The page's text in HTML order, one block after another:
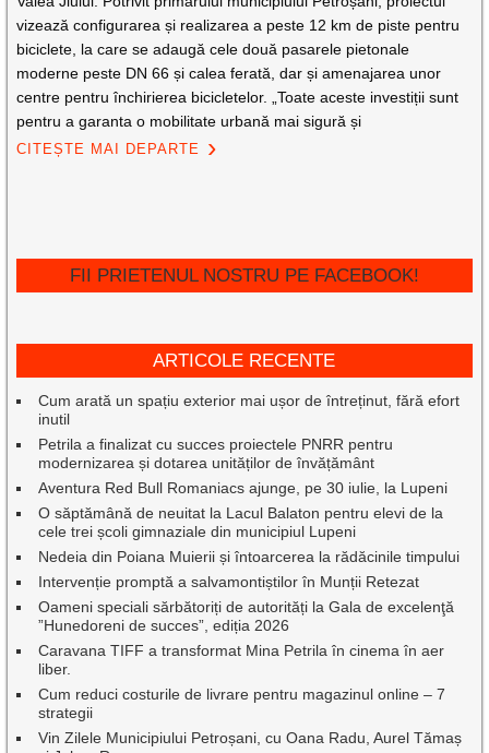
vizează configurarea și realizarea a peste 12 km de piste pentru
biciclete, la care se adaugă cele două pasarele pietonale
moderne peste DN 66 și calea ferată, dar și amenajarea unor
centre pentru închirierea bicicletelor. „Toate aceste investiții sunt
pentru a garanta o mobilitate urbană mai sigură și
CITEȘTE MAI DEPARTE
FII PRIETENUL NOSTRU PE FACEBOOK!
ARTICOLE RECENTE
Cum arată un spațiu exterior mai ușor de întreținut, fără efort
inutil
Petrila a finalizat cu succes proiectele PNRR pentru
modernizarea și dotarea unităților de învățământ
Aventura Red Bull Romaniacs ajunge, pe 30 iulie, la Lupeni
O săptămână de neuitat la Lacul Balaton pentru elevi de la
cele trei școli gimnaziale din municipiul Lupeni
Nedeia din Poiana Muierii și întoarcerea la rădăcinile timpului
Intervenție promptă a salvamontiștilor în Munții Retezat
Oameni speciali sărbătoriți de autorități la Gala de excelenţă
”Hunedoreni de succes”, ediția 2026
Caravana TIFF a transformat Mina Petrila în cinema în aer
liber.
Cum reduci costurile de livrare pentru magazinul online – 7
strategii
Vin Zilele Municipiului Petroșani, cu Oana Radu, Aurel Tămaș